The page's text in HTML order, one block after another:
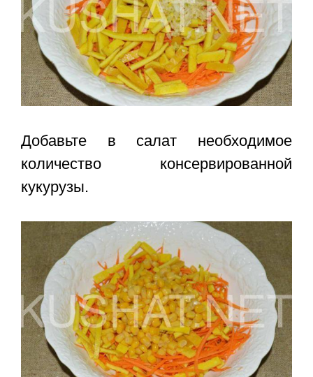
Добавьте в салат необходимое
количество консервированной
кукурузы.